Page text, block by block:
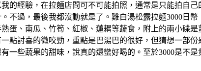
的經驗，在拉麵店問可不可能拍照，通常是只能拍自
不過，最後我都沒動就是了。雞白湯松露拉麵3000日
蛋、南瓜、竹筍、紅椒、蓮耦等蔬食，附上的兩小碟
點討喜的微咬勁，重點是巴湯巴的很好，但猜想一部
一些蔬果的甜味，說真的還蠻好喝的。至於3000是不